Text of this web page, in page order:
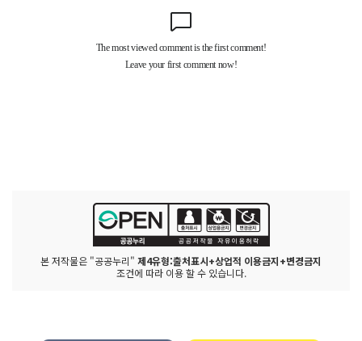
본 저작물은 "공공누리" 제4유형:출처표시+상업적 이용금지+변경금지
조건에 따라 이용 할 수 있습니다.